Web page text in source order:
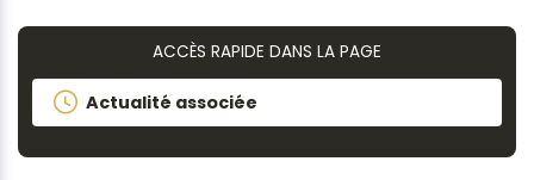
ACCÈS RAPIDE DANS LA PAGE
Actualité associée